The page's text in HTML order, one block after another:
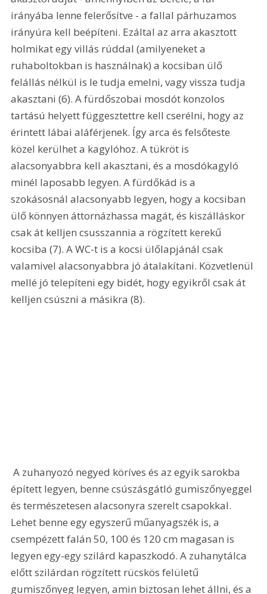
irányába lenne felerősítve - a fallal párhuzamos
irányúra kell beépíteni. Ezáltal az arra akasztott
holmikat egy villás rúddal (amilyeneket a
ruhaboltokban is használnak) a kocsiban ülő
felállás nélkül is le tudja emelni, vagy vissza tudja
akasztani (6). A fürdőszobai mosdót konzolos
tartású helyett függesztettre kell cserélni, hogy az
érintett lábai aláférjenek. Így arca és felsőteste
közel kerülhet a kagylóhoz. A tükröt is
alacsonyabbra kell akasztani, és a mosdókagyló
minél laposabb legyen. A fürdőkád is a
szokásosnál alacsonyabb legyen, hogy a kocsiban
ülő könnyen áttornázhassa magát, és kiszálláskor
csak át kelljen csusszannia a rögzített kerekű
kocsiba (7). A WC-t is a kocsi ülőlapjánál csak
valamivel alacsonyabbra jó átalakítani. Közvetlenül
mellé jó telepíteni egy bidét, hogy egyikről csak át
kelljen csúszni a másikra (8).
A zuhanyozó negyed köríves és az egyik sarokba
épített legyen, benne csúszásgátló gumiszőnyeggel
és természetesen alacsonyra szerelt csapokkal.
Lehet benne egy egyszerű műanyagszék is, a
csempézett falán 50, 100 és 120 cm magasan is
legyen egy-egy szilárd kapaszkodó. A zuhanytálca
előtt szilárdan rögzített rücskös felületű
gumiszőnyeg legyen, amin biztosan lehet állni, és a